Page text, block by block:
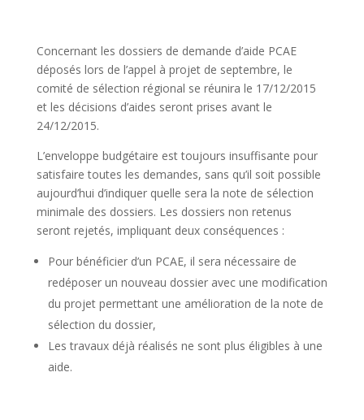
Concernant les dossiers de demande d’aide PCAE
déposés lors de l’appel à projet de septembre, le
comité de sélection régional se réunira le 17/12/2015
et les décisions d’aides seront prises avant le
24/12/2015.
L’enveloppe budgétaire est toujours insuffisante pour
satisfaire toutes les demandes, sans qu’il soit possible
aujourd’hui d’indiquer quelle sera la note de sélection
minimale des dossiers. Les dossiers non retenus
seront rejetés, impliquant deux conséquences :
Pour bénéficier d’un PCAE, il sera nécessaire de
redéposer un nouveau dossier avec une modification
du projet permettant une amélioration de la note de
sélection du dossier,
Les travaux déjà réalisés ne sont plus éligibles à une
aide.